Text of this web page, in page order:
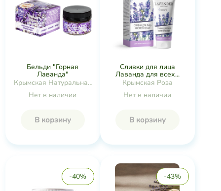
Бельди "Горная
Лаванда"
Крымская Натуральная
Коллекция
Нет в наличии
В корзину
Сливки для лица
Лаванда для всех...
Крымская Роза
Нет в наличии
В корзину
-40% -43%